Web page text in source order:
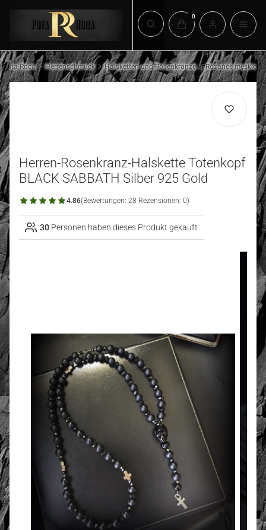
Suchmaschine öffnen
Produkte im
Puta Roca Herrenschmuck Halsketten und Rosenkränze Różańce męskie
Herren-Rosenkranz-Halskette Totenkopf
BLACK SABBATH Silber 925 Gold
4.86(Bewertungen: 28 Rezensionen: 0)
30 Personen haben dieses Produkt gekauft